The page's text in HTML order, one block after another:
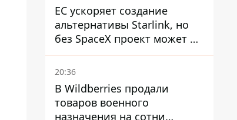
ЕС ускоряет создание
альтернативы Starlink, но
без SpaceX проект может не
обойтись
20:36
В Wildberries продали
товаров военного
назначения на сотни